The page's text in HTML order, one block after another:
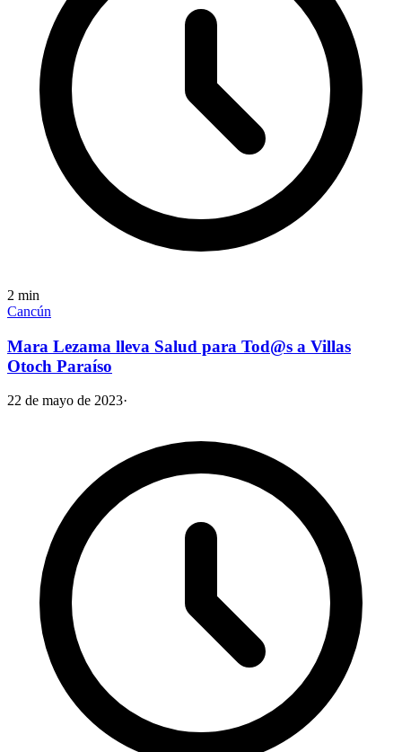
2 min
Cancún
Mara Lezama lleva Salud para Tod@s a Villas
Otoch Paraíso
22 de mayo de 2023·